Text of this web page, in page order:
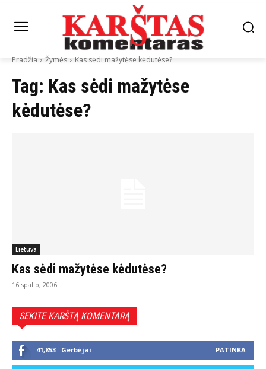
Pradžia Žymės Kas sėdi mažytėse kėdutėse?
Tag: Kas sėdi mažytėse
kėdutėse?
Lietuva
Kas sėdi mažytėse kėdutėse?
16 spalio, 2006
SEKITE KARŠTĄ KOMENTARĄ
41,853 Gerbėjai PATINKA